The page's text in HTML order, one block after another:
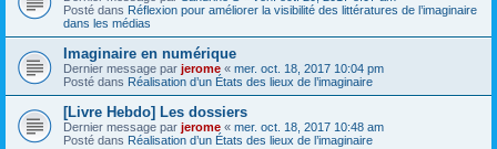
Posté dans Réflexion pour améliorer la visibilité des littératures de l’imaginaire
dans les médias
Imaginaire en numérique
Dernier message par jerome « mer. oct. 18, 2017 10:04 pm
Posté dans Réalisation d’un États des lieux de l’imaginaire
[Livre Hebdo] Les dossiers
Dernier message par jerome « mer. oct. 18, 2017 10:48 am
Posté dans Réalisation d’un États des lieux de l’imaginaire